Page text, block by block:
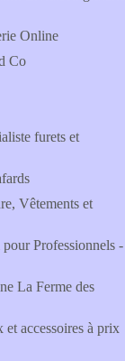
Online
Co
furets et
Vêtements et
Professionnels -
La Ferme des
accessoires à prix